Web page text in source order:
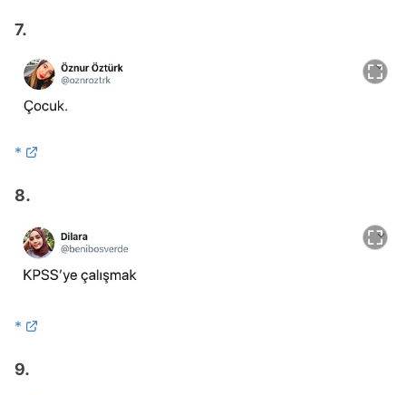
7.
*
8.
*
9.